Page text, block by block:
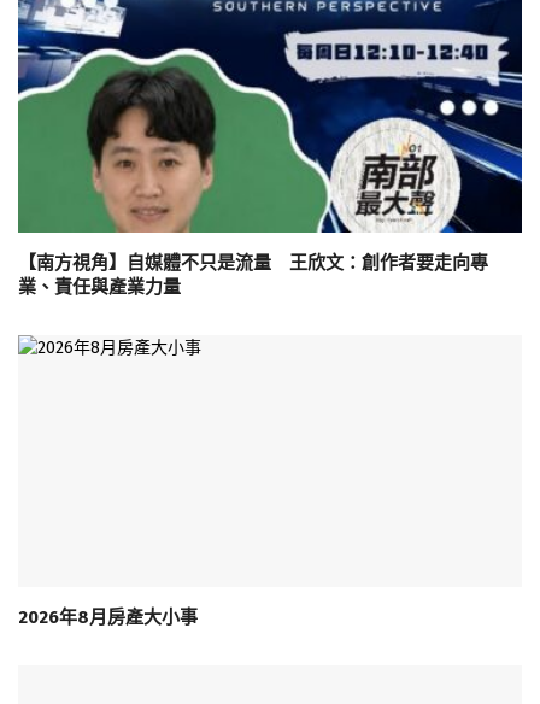
【南方視角】自媒體不只是流量 王欣文：創作者要走向專
業、責任與產業力量
2026年8月房產大小事